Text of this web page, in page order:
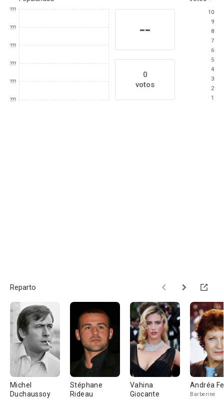
???
???
???
???
???
???
--
0
votos
10
9
8
7
6
5
4
3
2
1
Reparto
Michel
Duchaussoy
Stéphane
Rideau
Vahina
Giocante
Andréa
Barberine